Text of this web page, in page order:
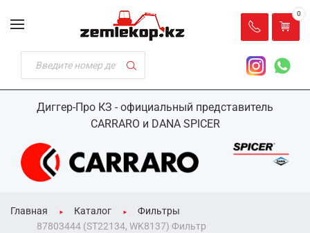
Диггер-Про КЗ - официальный представитель
CARRARO и DANA SPICER
0
Главная Каталог
Фильтры
87803444 (ST22134, WK8137) Фильтр